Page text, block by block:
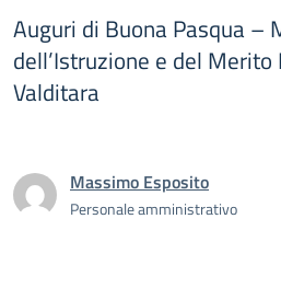
Auguri di Buona Pasqua –
dell’Istruzione e del Merito
Valditara
Massimo Esposito
Personale amministrativo